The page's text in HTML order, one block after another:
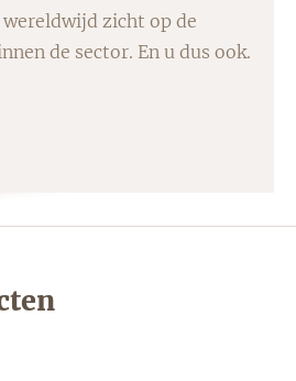
zicht op de
de sector. En u dus ook.
bedrijfshallen hebben
capaciteit in huis om snel